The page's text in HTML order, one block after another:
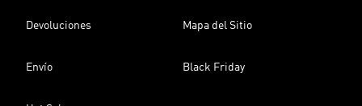
Devoluciones Mapa del Sitio
Envío Black Friday